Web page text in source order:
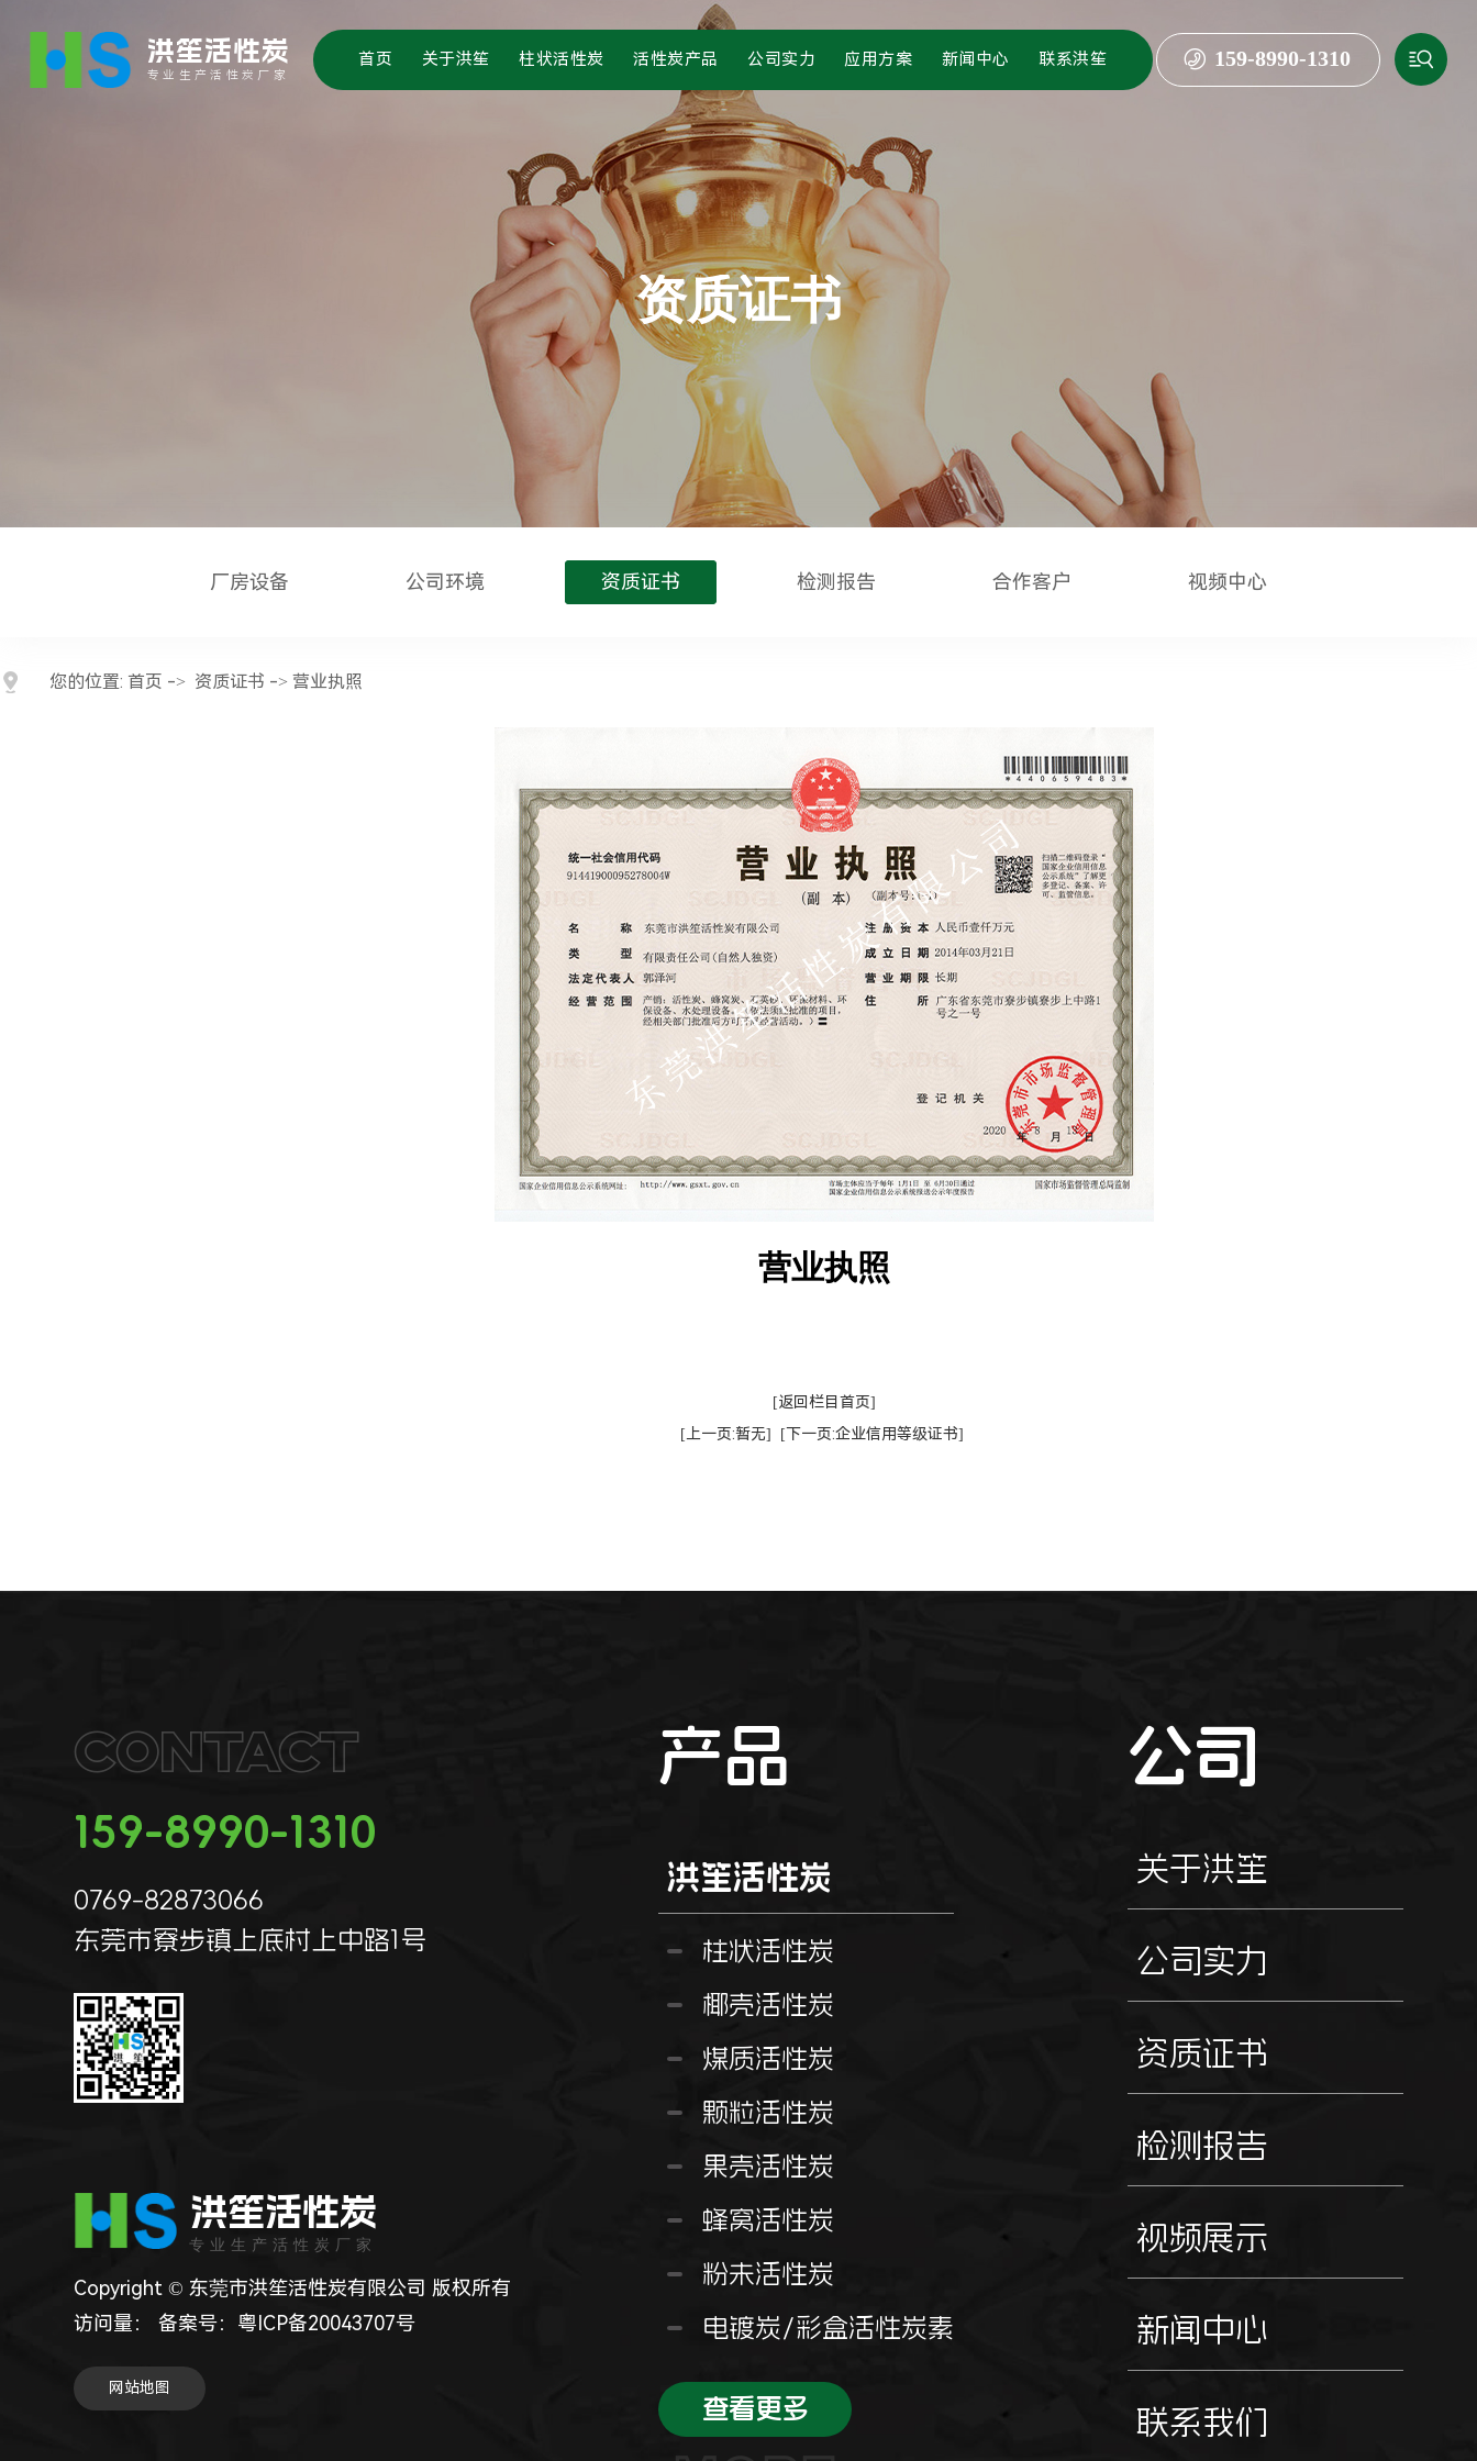
洪笙活性炭
专业生产活性炭厂家
首页 关于洪笙 柱状活性炭 活性炭产品 公司实力 应用方案 新闻中心 联系洪笙  159-8990-1310 
资质证书
厂房设备 公司环境 资质证书 检测报告 合作客户 视频中心
您的位置: 首页 -> 资质证书 -> 营业执照
营业执照
[返回栏目首页]
[上一页:暂无]
[下一页:企业信用等级证书]
Contact
159-8990-1310
0769-82873066
东莞市寮步镇上底村上中路1号
洪笙活性炭
专业生产活性炭厂家
Copyright © 东莞市洪笙活性炭有限公司 版权所有
访问量：
备案号： 粤ICP备20043707号
网站地图
公司
关于洪笙
公司实力
资质证书
检测报告
视频展示
新闻中心
联系我们
产品
洪笙活性炭
柱状活性炭
椰壳活性炭
煤质活性炭
颗粒活性炭
果壳活性炭
蜂窝活性炭
粉未活性炭
电镀炭/彩盒活性炭素
查看更多